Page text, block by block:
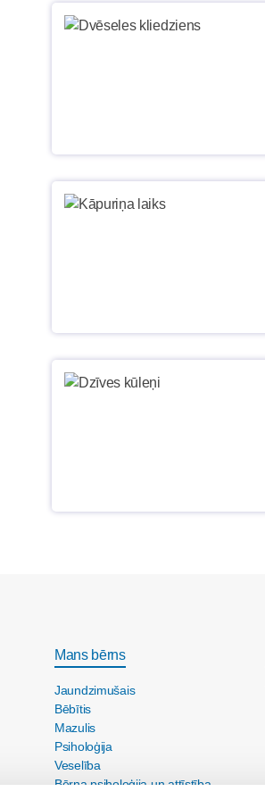
Mans bērns
Jaundzimušais
Bēbītis
Mazulis
Psiholoģija
Veselība
Bērna psiholoģija un attīstība